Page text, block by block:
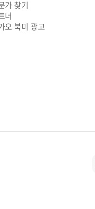
가 찾기
너
오 북미 광고